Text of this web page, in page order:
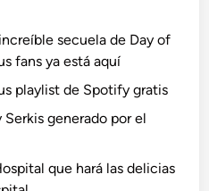
secuela de Day of
fans ya está aquí
playlist de Spotify gratis
generado por el
que hará las delicias